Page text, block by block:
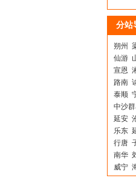
分站
朔州
仙游
宣恩
路南
泰顺
中沙
延安
乐东
行唐
南华
威宁